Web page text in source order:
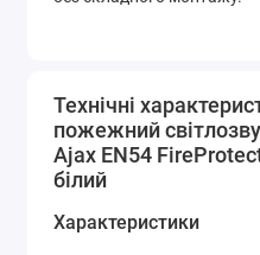
Технічні
пожежний
Ajax EN54
білий
Характеристики